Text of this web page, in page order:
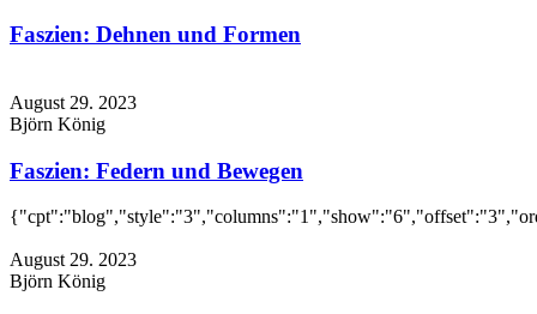
Faszien: Dehnen und Formen
August 29. 2023
Björn König
Faszien: Federn und Bewegen
August 29. 2023
Björn König